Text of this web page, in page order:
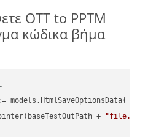
OTT to PPTM
κώδικα βήμα
models.HtmlSaveOptionsData{
+
"file.OTT"